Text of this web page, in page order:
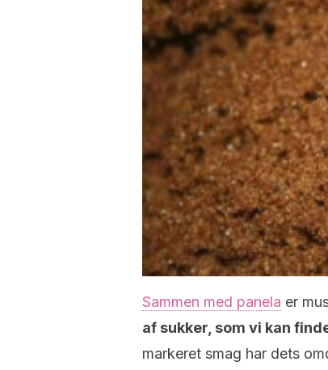
Sammen med panela er
af sukker, som vi kan
markeret smag har dets